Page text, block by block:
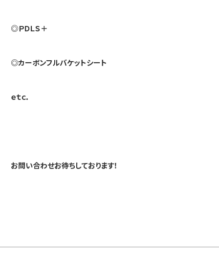
◎ＰＤＬＳ＋
◎カーボンフルバケットシート
ｅｔｃ．
お問い合わせお待ちしております！